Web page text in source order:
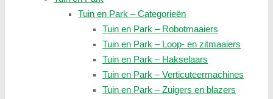
Tuin en Park – Categorieën
Tuin en Park – Robotmaaiers
Tuin en Park – Loop- en zitmaaiers
Tuin en Park – Hakselaars
Tuin en Park – Verticuteermachines
Tuin en Park – Zuigers en blazers